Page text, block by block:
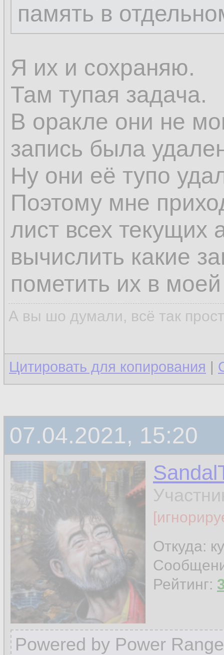
память в
Я их и сохраняю.
Там тупая задача.
В оракле они не
запись была
Ну они её тупо
Поэтому мне
лист всех текущих
вычислить какие
пометить их в
А вы шо думали, всё так
Цитировать для копирования |
07.04.2021, 15:20
Откуда:
Рейтинг:
Powered by Power